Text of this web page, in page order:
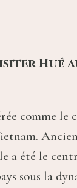
Hué
comme le
a été le
sous la